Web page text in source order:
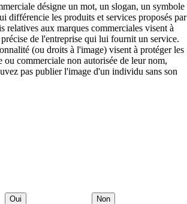
désigne un mot, un slogan, un symbole
différencie les produits et services proposés par
relatives aux marques commerciales visent à
de l'entreprise qui lui fournit un service.
(ou droits à l'image) visent à protéger les
commerciale non autorisée de leur nom,
pas publier l'image d'un individu sans son
Oui Non